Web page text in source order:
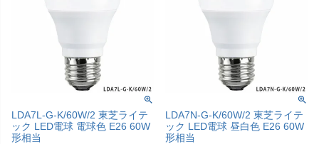
LDA7L-G-K/60W/2 東芝ライテ
ック LED電球 電球色 E26 60W
形相当
LDA7N-G-K/60W/2 東芝ライテ
ック LED電球 昼白色 E26 60W
形相当